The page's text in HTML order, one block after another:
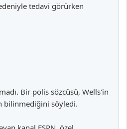
tedavi görürken
Bir polis sözcüsü, Wells'in
bilinmediğini söyledi.